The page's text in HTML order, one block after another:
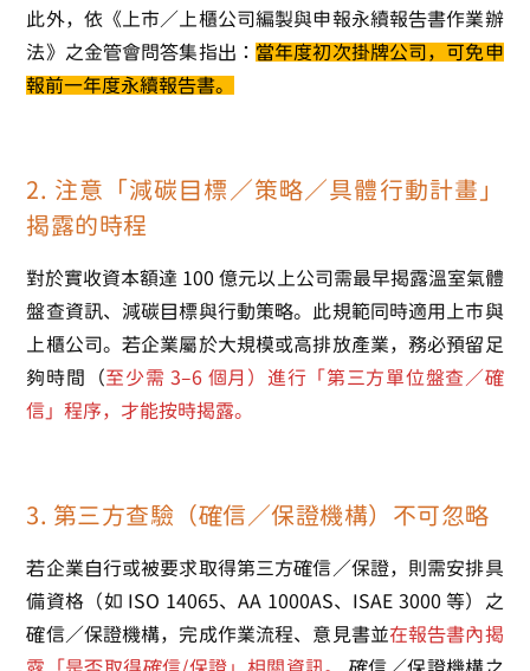
此外，依《上市／上櫃公司編製與申報永續報告書作業辦
法》之金管會問答集指出： 當年度初次掛牌公司，可免申
報前一年度永續報告書。
2. 注意「減碳目標／策略／具體行動計畫」
揭露的時程
對於實收資本額達 100 億元以上公司需最早揭露溫室氣體
盤查資訊、減碳目標與行動策略。此規範同時適用上市與
上櫃公司。若企業屬於大規模或高排放產業，務必預留足
夠時間（至少需 3–6 個月）進行「第三方單位盤查／確
信」程序，才能按時揭露。
3. 第三方查驗（確信／保證機構）不可忽略
若企業自行或被要求取得第三方確信／保證，則需安排具
備資格（如 ISO 14065、AA 1000AS、ISAE 3000 等）之
確信／保證機構，完成作業流程、意見書並在報告書內揭